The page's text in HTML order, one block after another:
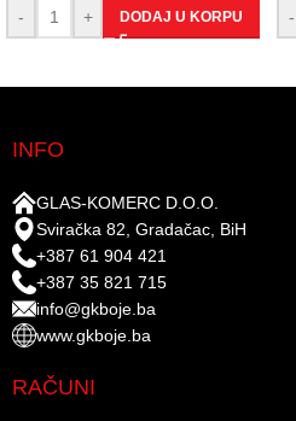
-
+ DODAJ U KORPU
-
INFO
GLAS-KOMERC D.O.O.
Sviračka 82, Gradačac, BiH
+387 61 904 421
+387 35 821 715
info@gkboje.ba
www.gkboje.ba
RAČUNI